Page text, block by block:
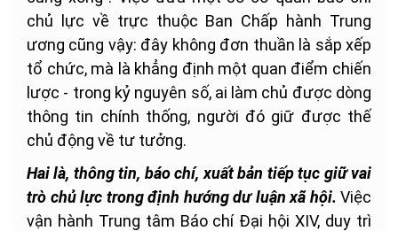
chủ lực về trực thuộc Ban Chấp hành Trung
ương cũng vậy: đây không đơn thuần là sắp xếp
tổ chức, mà là khẳng định một quan điểm chiến
lược - trong kỷ nguyên số, ai làm chủ được dòng
thông tin chính thống, người đó giữ được thế
chủ động về tư tưởng.
Hai là, thông tin, báo chí, xuất bản tiếp tục giữ vai
trò chủ lực trong định hướng dư luận xã hội. Việc
vận hành Trung tâm Báo chí Đại hội XIV, duy trì